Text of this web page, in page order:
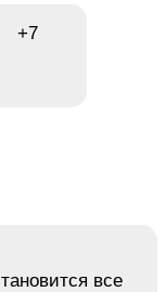
+7
все